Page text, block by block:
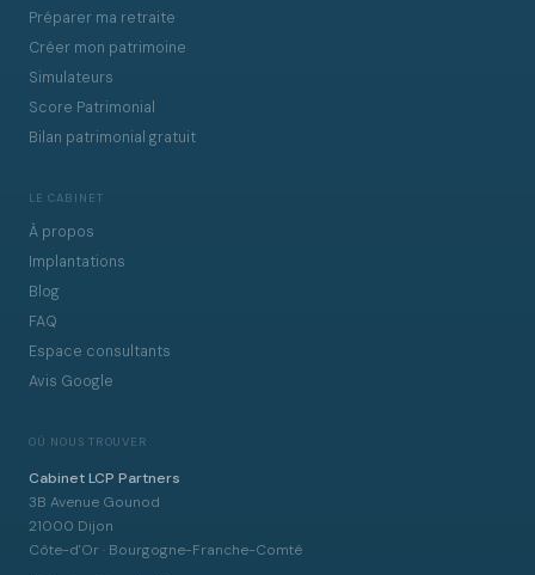
Préparer ma retraite
Créer mon patrimoine
Simulateurs
Score Patrimonial
Bilan patrimonial gratuit
LE CABINET
À propos
Implantations
Blog
FAQ
Espace consultants
Avis Google
OÙ NOUS TROUVER
Cabinet LCP Partners
3B Avenue Gounod
21000 Dijon
Côte-d'Or · Bourgogne-Franche-Comté